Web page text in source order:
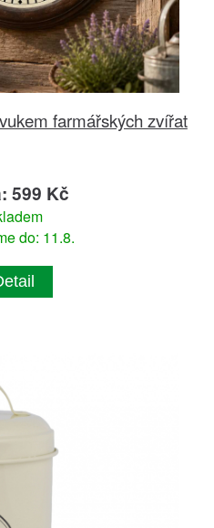
farmářských zvířat
599 Kč
do: 11.8.